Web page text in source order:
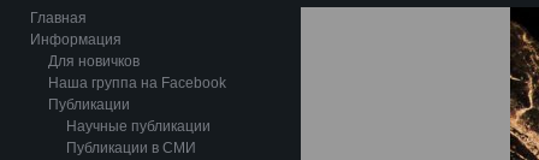
Главная
Информация
Для новичков
Наша группа на Facebook
Публикации
Научные публикации
Публикации в СМИ